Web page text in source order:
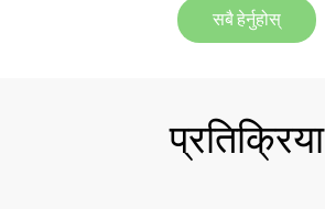
सबै हेर्नुहोस्
प्रतिक्रिया